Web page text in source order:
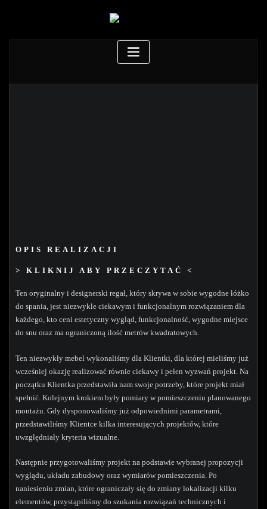
OPIS REALIZACJI
> KLIKNIJ ABY PRZECZYTAĆ <
Ten oryginalny i designerski regał, który skrywa w sobie wygodne łóżko
do spania, jest niezwykle ciekawym i funkcjonalnym rozwiązaniem dla
każdego, kto ceni estetyczny wygląd, funkcjonalność, wygodne miejsce
do snu oraz ma ograniczoną ilość metrów kwadratowych.
Ten niezwykły mebel wykonaliśmy dla Klientki, dla której mieliśmy już
wcześniej okazję realizować równie ciekawy i pełen wyzwań projekt. Na
początku Klientka przedstawiła nam swoje potrzeby, które projekt miał
spełnić. Kolejnym krokiem były pomiary w pomieszczeniu planowanego
montażu. Gdy dysponowaliśmy już odpowiednimi parametrami,
przedstawiliśmy Klientce kilka interesujących projektów, które
uwzględniały kryteria wizualne.
Następnie przygotowaliśmy projekt na podstawie wybranej propozycji
wyglądu, układu zabudowy oraz wymiarów pomieszczenia. Po
naniesieniu zmian, które ograniczały się do zmiany lokalizacji kilku
elementów, przystąpiliśmy do szukania rozwiązań technicznych i